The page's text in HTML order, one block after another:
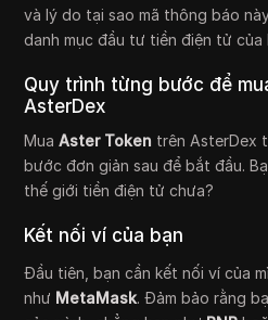
và lý do tại sao mã thông báo
danh mục đầu tư tiền điện tử của
Quy trình từng bước để
AsterDex
MuaAster Token trên AsterDex
bước đơn giản sau để bắt đầu.
thế giới tiền điện tử chưa?
Kết nối ví của bạn
Đầu tiên, bạn cần kết nối ví của
như MetaMask. Đảm bảo rằng